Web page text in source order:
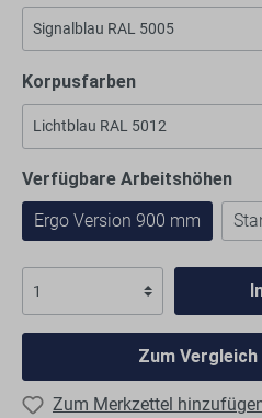
Korpusfarben
Verfügbare Arbeitshöhen
Ergo Version 900 mm
Zum
Zum Merkzettel